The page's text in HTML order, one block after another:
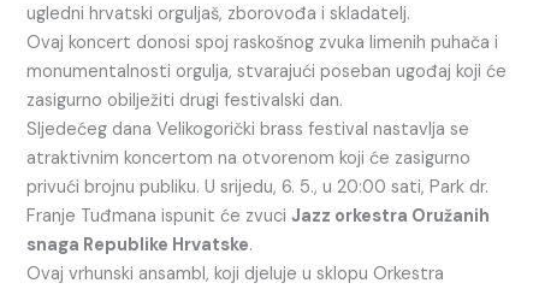
ugledni hrvatski orguljaš, zborovođa i skladatelj.
Ovaj koncert donosi spoj raskošnog zvuka limenih puhača i
monumentalnosti orgulja, stvarajući poseban ugođaj koji će
zasigurno obilježiti drugi festivalski dan.
Sljedećeg dana Velikogorički brass festival nastavlja se
atraktivnim koncertom na otvorenom koji će zasigurno
privući brojnu publiku. U srijedu, 6. 5., u 20:00 sati, Park dr.
Franje Tuđmana ispunit će zvuciJazz orkestra Oružanih
snaga Republike Hrvatske.
Ovaj vrhunski ansambl, koji djeluje u sklopu Orkestra